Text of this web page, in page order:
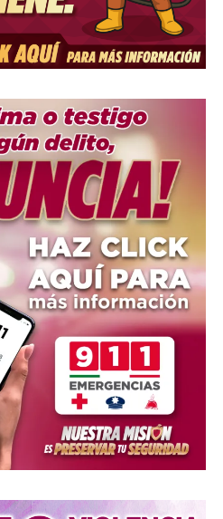
INFORMACIÓN
amenaza para la salud de
narcoestado”, afirma AMLO